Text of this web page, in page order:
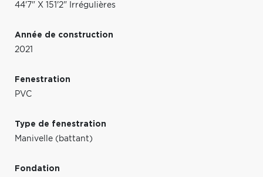
44'7" X 151'2" Irrégulières
Année de construction
2021
Fenestration
PVC
Type de fenestration
Manivelle (battant)
Fondation